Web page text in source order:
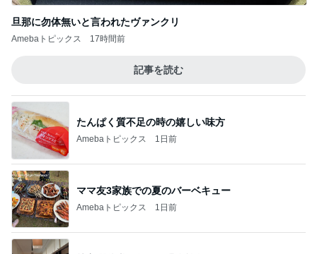
Amebaトピックス 1日前
株主優待券で行った温泉旅行
Amebaトピックス 1日前
友人もすぐ買うと言った可愛いピアス
Amebaトピックス 1日前